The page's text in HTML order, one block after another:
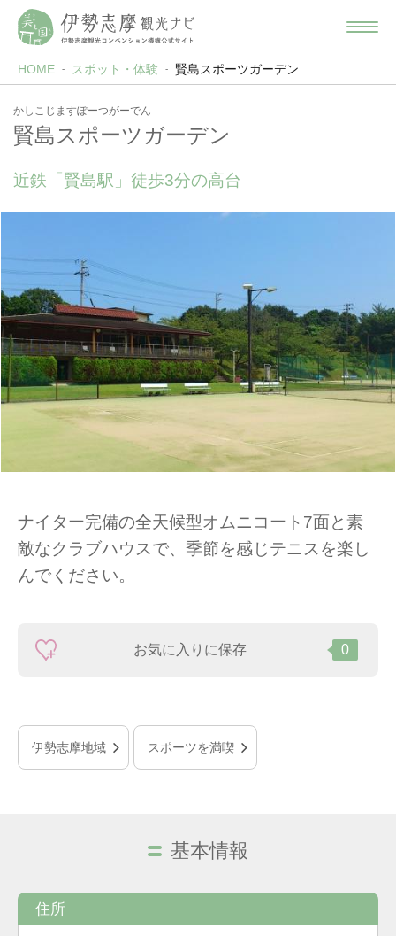
HOME スポット・体験 賢島スポーツガーデン
かしこじますぽーつがーでん
賢島スポーツガーデン
近鉄「賢島駅」徒歩3分の高台
ナイター完備の全天候型オムニコート7面と素
敵なクラブハウスで、季節を感じテニスを楽し
んでください。
お気に入りに保存 0
伊勢志摩地域 スポーツを満喫
基本情報
住所